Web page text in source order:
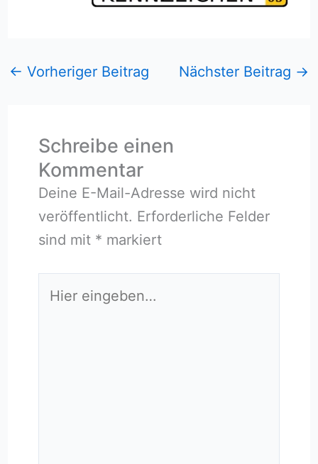
← Vorheriger Beitrag Nächster Beitrag →
Schreibe einen
Kommentar
Deine E-Mail-Adresse wird nicht
veröffentlicht. Erforderliche Felder
sind mit * markiert
eingeben…